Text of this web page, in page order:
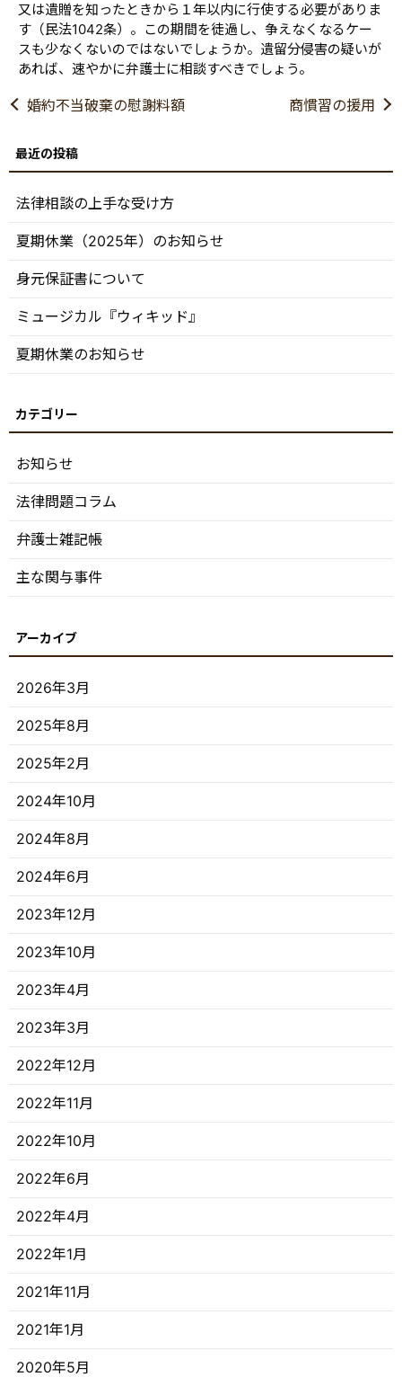
又は遺贈を知ったときから１年以内に行使する必要がありま
す（民法1042条）。この期間を徒過し、争えなくなるケー
スも少なくないのではないでしょうか。遺留分侵害の疑いが
あれば、速やかに弁護士に相談すべきでしょう。
婚約不当破棄の慰謝料額 商慣習の援用
法律相談の上手な受け方
夏期休業（2025年）のお知らせ
身元保証書について
ミュージカル『ウィキッド』
夏期休業のお知らせ
お知らせ
法律問題コラム
弁護士雑記帳
主な関与事件
2026年3月
2025年8月
2025年2月
2024年10月
2024年8月
2024年6月
2023年12月
2023年10月
2023年4月
2023年3月
2022年12月
2022年11月
2022年10月
2022年6月
2022年4月
2022年1月
2021年11月
2021年1月
2020年5月